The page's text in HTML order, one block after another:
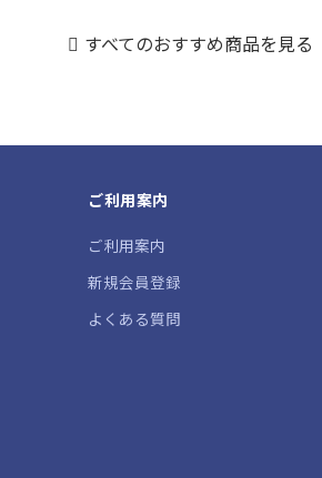
すべてのおすすめ商品を見る
ご利用案内
ご利用案内
新規会員登録
よくある質問